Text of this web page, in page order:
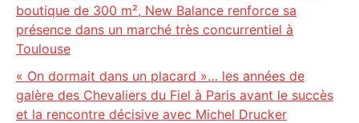
boutique de 300 m², New Balance renforce sa
présence dans un marché très concurrentiel à
Toulouse
« On dormait dans un placard »… les années de
galère des Chevaliers du Fiel à Paris avant le succès
et la rencontre décisive avec Michel Drucker